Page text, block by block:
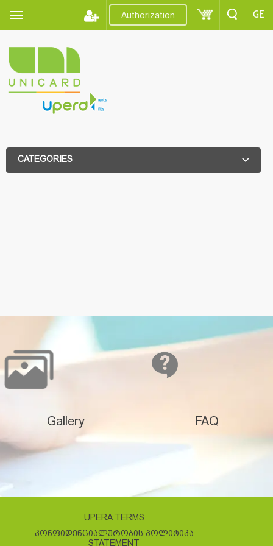
Authorization GE
CATEGORIES
Gallery FAQ
UPERA TERMS
ᲙᲝᲜᲤᲘᲓᲔᲜᲪᲘᲐᲚᲣᲠᲝᲑᲘᲡ ᲞᲝᲚᲘᲢᲘᲙᲐ
STATEMENT